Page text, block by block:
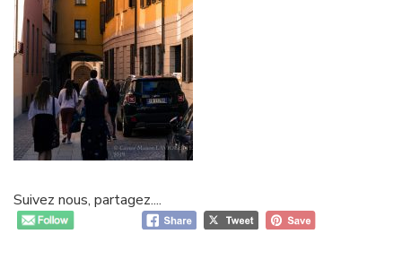
Suivez nous, partagez....